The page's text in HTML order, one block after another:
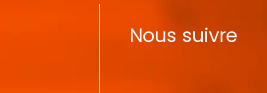
Nous suivre